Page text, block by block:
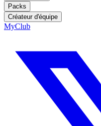
Packs
Créateur d'équipe
MyClub